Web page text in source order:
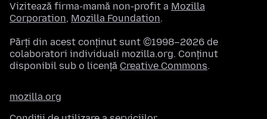
Vizitează firma-mamă non-profit a Mozilla
Corporation, Mozilla Foundation.
Părți din acest conținut sunt ©1998–2026 de
colaboratori individuali mozilla.org. Conținut
disponibil sub o licență Creative Commons.
mozilla.org